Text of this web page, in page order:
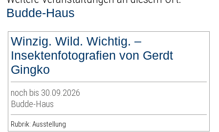
Budde-Haus
Winzig. Wild. Wichtig. –
Insektenfotografien von Gerdt
Gingko
noch bis 30.09.2026
Budde-Haus
Rubrik: Ausstellung